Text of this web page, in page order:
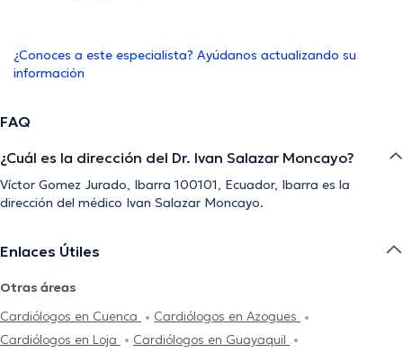
¿Conoces a este especialista? Ayúdanos actualizando su
información
FAQ
¿Cuál es la dirección del Dr. Ivan Salazar Moncayo?
Víctor Gomez Jurado, Ibarra 100101, Ecuador, Ibarra es la
dirección del médico Ivan Salazar Moncayo.
Enlaces Útiles
Otras áreas
Cardiólogos en Cuenca
Cardiólogos en Azogues
Cardiólogos en Loja
Cardiólogos en Guayaquil